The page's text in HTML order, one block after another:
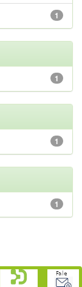
1
1
1
1